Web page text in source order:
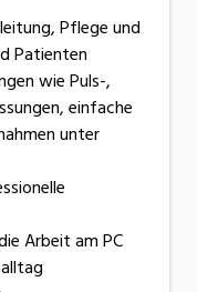
Pflege und
Patienten
wie Puls-,
einfache
unter
Arbeit am PC